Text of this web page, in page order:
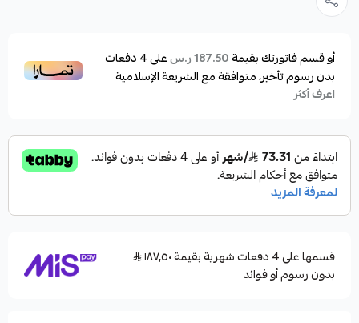
أو قسم فاتورتك بقيمة187.50 ر.س على4دفعات
بدون رسوم تأخير، متوافقة مع الشريعة الإسلامية
اعرف أكثر
قسمها على 4 دفعات شهرية بقيمة ١٨٧٫٥٠
بدون رسوم أو فوائد